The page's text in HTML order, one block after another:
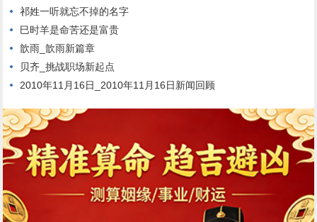
祁姓一听就忘不掉的名字
巳时羊是命苦还是富贵
歆雨_歆雨新篇章
贝齐_挑战职场新起点
2010年11月16日_2010年11月16日新闻回顾